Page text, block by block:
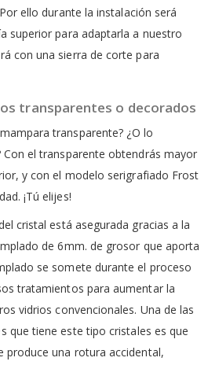
ello durante la instalación será
superior para adaptarla a nuestro
con una sierra de corte para
transparentes o decorados
transparente? ¿O lo
el transparente obtendrás mayor
y con el modelo serigrafiado Frost
¡Tú elijes!
cristal está asegurada gracias a la
de 6mm. de grosor que aporta
se somete durante el proceso
tratamientos para aumentar la
vidrios convencionales. Una de las
que tiene este tipo cristales es que
produce una rotura accidental,